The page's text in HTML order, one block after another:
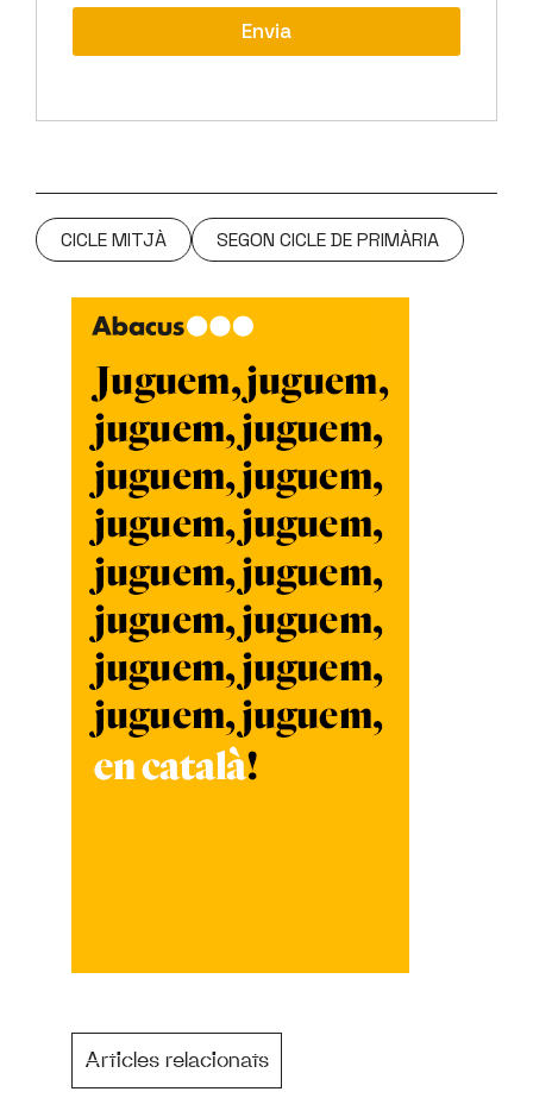
Envia
CICLE MITJÀ SEGON CICLE DE PRIMÀRIA
Articles relacionats